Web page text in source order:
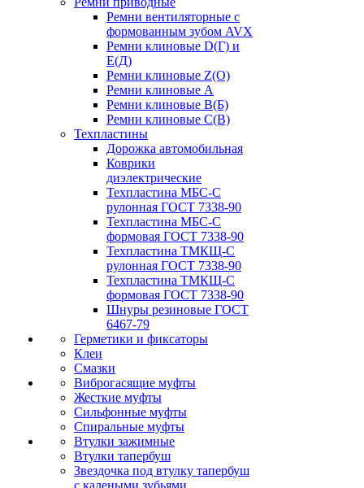
Ремни вентиляторные с
формованным зубом AVX
Ремни клиновые D(Г) и
Е(Д)
Ремни клиновые Z(О)
Ремни клиновые А
Ремни клиновые В(Б)
Ремни клиновые С(В)
Техпластины
Дорожка автомобильная
Коврики
диэлектрические
Техпластина МБС-С
рулонная ГОСТ 7338-90
Техпластина МБС-С
формовая ГОСТ 7338-90
Техпластина ТМКЩ-С
рулонная ГОСТ 7338-90
Техпластина ТМКЩ-С
формовая ГОСТ 7338-90
Шнуры резиновые ГОСТ
6467-79
Герметики и фиксаторы
Клеи
Смазки
Виброгасящие муфты
Жесткие муфты
Сильфонные муфты
Спиральные муфты
Втулки зажимные
Втулки тапербуш
Звездочка под втулку тапербуш
c калеными зубьями